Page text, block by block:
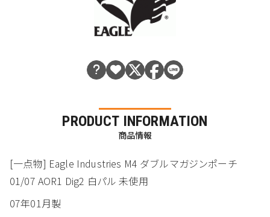
PRODUCT INFORMATION
商品情報
[一点物] Eagle Industries M4 ダブルマガジンポーチ
01/07 AOR1 Dig2 白パル 未使用
07年01月製